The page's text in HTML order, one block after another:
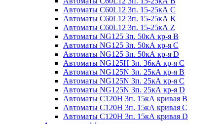
Автоматы C60L12 3п. 15-25кА C
Автоматы C60L12 3п. 15-25кА K
Автоматы C60L12 3п. 15-25кА Z
Автоматы NG125 3п. 50кА кр-я B
Автоматы NG125 3п. 50кА кр-я C
Автоматы NG125 3п. 50кА кр-я D
Автоматы NG125H 3п. 36кА кр-я C
Автоматы NG125N 3п. 25кА кр-я B
Автоматы NG125N 3п. 25кА кр-я C
Автоматы NG125N 3п. 25кА кр-я D
Автоматы С120Н 3п. 15кА кривая B
Автоматы С120Н 3п. 15кА кривая C
Автоматы С120Н 3п. 15кА кривая D